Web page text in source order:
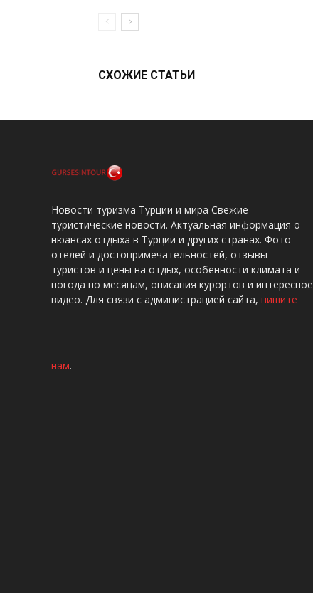
СХОЖИЕ СТАТЬИ
Новости туризма Турции и мира Свежие
туристические новости. Актуальная информация о
нюансах отдыха в Турции и других странах. Фото
отелей и достопримечательностей, отзывы
туристов и цены на отдых, особенности климата и
погода по месяцам, описания курортов и интересное
видео. Для связи с администрацией сайта, пишите
нам.